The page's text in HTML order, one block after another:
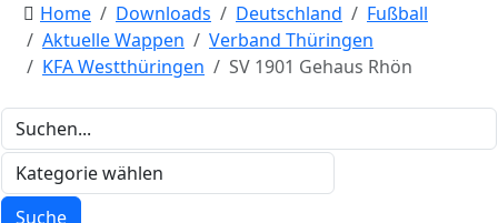
Home
Downloads Deutschland
Fußball
Aktuelle Wappen
Verband Thüringen
KFA Westthüringen
SV 1901 Gehaus Rhön